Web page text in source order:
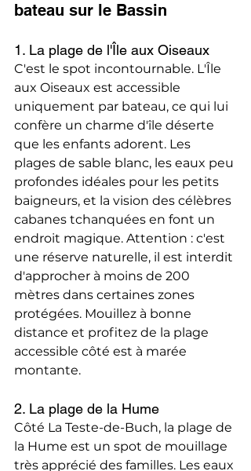
bateau sur le Bassin
1. La plage de l'Île aux Oiseaux
C'est le spot incontournable. L'Île
aux Oiseaux est accessible
uniquement par bateau, ce qui lui
confère un charme d'île déserte
que les enfants adorent. Les
plages de sable blanc, les eaux peu
profondes idéales pour les petits
baigneurs, et la vision des célèbres
cabanes tchanquées en font un
endroit magique. Attention : c'est
une réserve naturelle, il est interdit
d'approcher à moins de 200
mètres dans certaines zones
protégées. Mouillez à bonne
distance et profitez de la plage
accessible côté est à marée
montante.
2. La plage de la Hume
Côté La Teste-de-Buch, la plage de
la Hume est un spot de mouillage
très apprécié des familles. Les eaux